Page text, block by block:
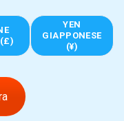
YEN
GIAPPONESE
(¥)